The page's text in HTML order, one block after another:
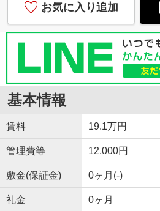
お気に入り追加
基本情報
賃料 19.1万円
管理費等 12,000円
敷金(保証金) 0ヶ月(-)
礼金 0ヶ月